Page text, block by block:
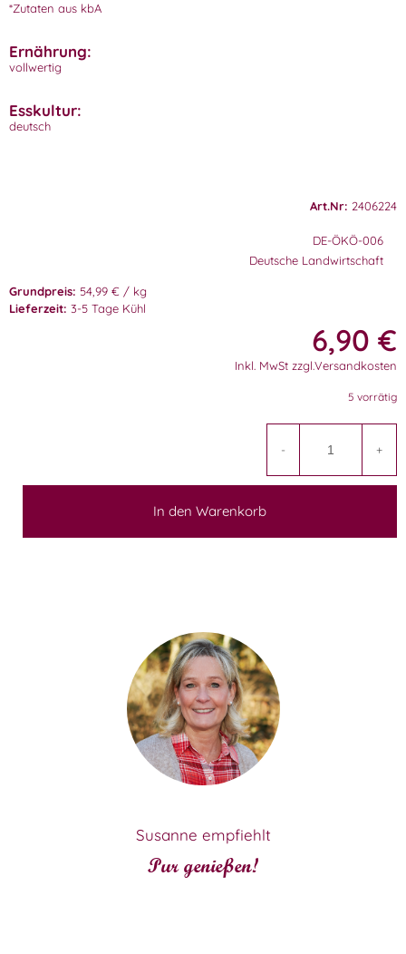
*Zutaten aus kbA
Ernährung:
vollwertig
Esskultur:
deutsch
Art.Nr: 2406224
DE-ÖKÖ-006
Deutsche Landwirtschaft
Grundpreis: 54,99 € / kg
Lieferzeit: 3-5 Tage Kühl
6,90 €
Inkl. MwSt zzgl.Versandkosten
5 vorrätig
- +
In den Warenkorb
Susanne empfiehlt
Pur genießen!